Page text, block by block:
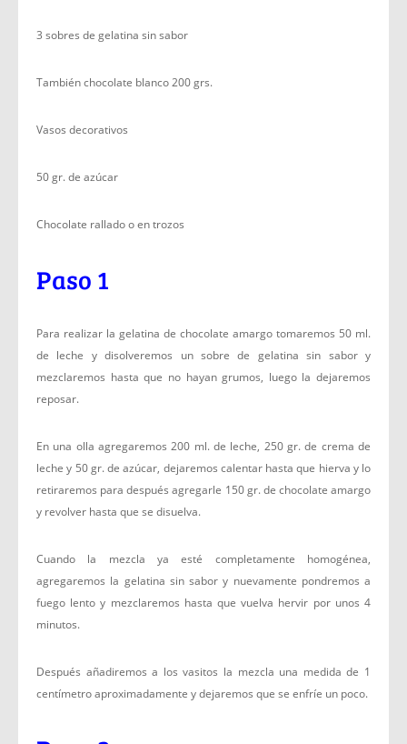
3 sobres de gelatina sin sabor
También chocolate blanco 200 grs.
Vasos decorativos
50 gr. de azúcar
Chocolate rallado o en trozos
Paso 1
Para realizar la gelatina de chocolate amargo tomaremos 50 ml.
de leche y disolveremos un sobre de gelatina sin sabor y
mezclaremos hasta que no hayan grumos, luego la dejaremos
reposar.
En una olla agregaremos 200 ml. de leche, 250 gr. de crema de
leche y 50 gr. de azúcar, dejaremos calentar hasta que hierva y lo
retiraremos para después agregarle 150 gr. de chocolate amargo
y revolver hasta que se disuelva.
Cuando la mezcla ya esté completamente homogénea,
agregaremos la gelatina sin sabor y nuevamente pondremos a
fuego lento y mezclaremos hasta que vuelva hervir por unos 4
minutos.
Después añadiremos a los vasitos la mezcla una medida de 1
centímetro aproximadamente y dejaremos que se enfríe un poco.